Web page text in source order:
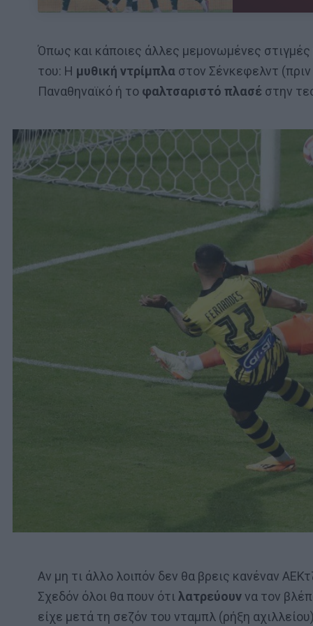
Όπως και κάποιες άλλες μεμονωμένες στιγμές
του: Η μυθική ντρίμπλα στον Σένκεφελντ (πριν
Παναθηναϊκό ή το φαλτσαριστό πλασέ στην
Αν μη τι άλλο λοιπόν δεν θα βρεις κανέναν
Σχεδόν όλοι θα πουν ότι λατρεύουννα τον
είχε μετά τη σεζόν του νταμπλ (ρήξη